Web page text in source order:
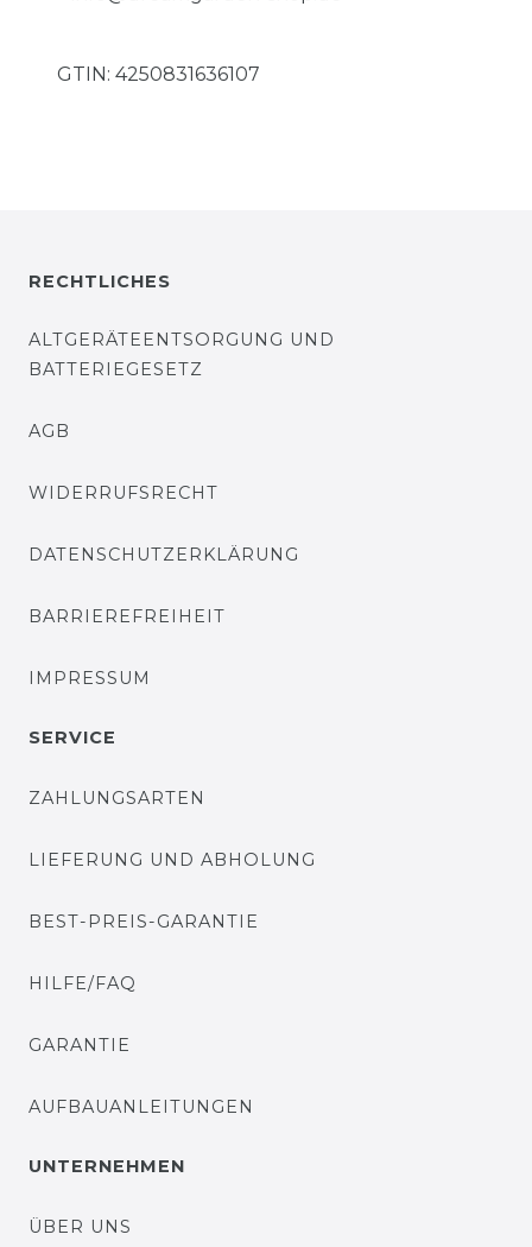
GTIN: 4250831636107
RECHTLICHES
ALTGERÄTEENTSORGUNG UND
BATTERIEGESETZ
AGB
WIDERRUFSRECHT
DATENSCHUTZERKLÄRUNG
BARRIEREFREIHEIT
IMPRESSUM
SERVICE
ZAHLUNGSARTEN
LIEFERUNG UND ABHOLUNG
BEST-PREIS-GARANTIE
HILFE/FAQ
GARANTIE
AUFBAUANLEITUNGEN
UNTERNEHMEN
ÜBER UNS